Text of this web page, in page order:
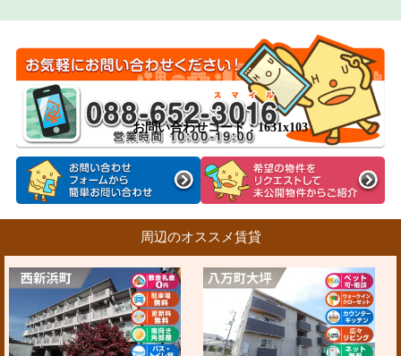
お問い合わせコード：1631x103
周辺のオススメ賃貸